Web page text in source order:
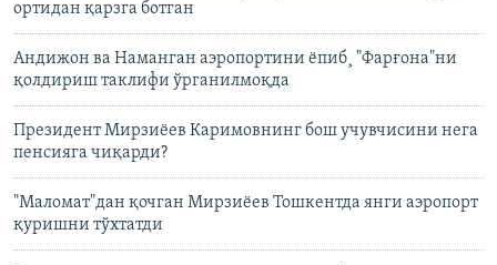
ортидан қарзга ботган
Андижон ва Наманган аэропортини ëпиб¸ "Фарғона"ни
қолдириш таклифи ўрганилмоқда
Президент Мирзиёев Каримовнинг бош учувчисини нега
пенсияга чиқарди?
"Маломат"дан қочган Мирзиëев Тошкентда янги аэропорт
қуришни тўхтатди